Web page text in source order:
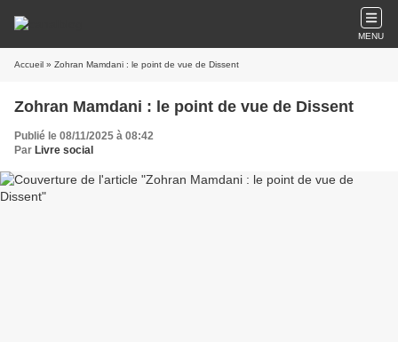
MENU
Accueil » Zohran Mamdani : le point de vue de Dissent
Zohran Mamdani : le point de vue de Dissent
Publié le 08/11/2025 à 08:42
Par Livre social